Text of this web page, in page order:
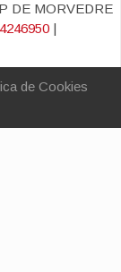
DE MORVEDRE
|
de Cookies